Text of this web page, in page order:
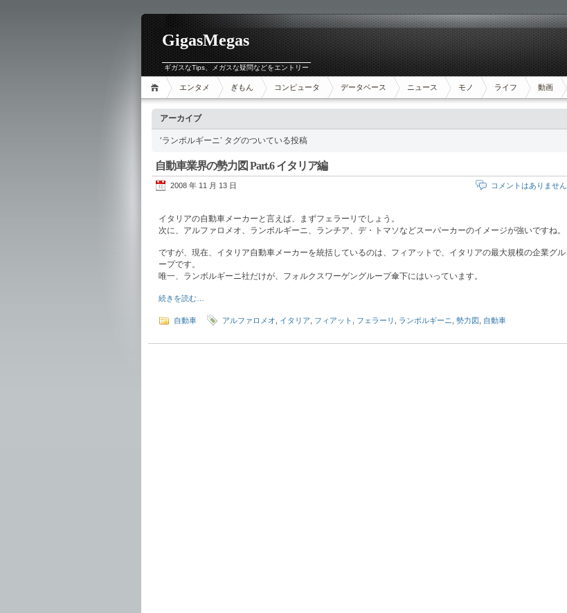
GigasMegas
ギガスなTips、メガスな疑問などをエントリー
エンタメ ぎもん コンピュータ データベース ニュース モノ ライフ 動画
アーカイブ
‘ランボルギーニ’ タグのついている投稿
自動車業界の勢力図 Part.6 イタリア編
2008 年 11 月 13 日 コメントはありません
イタリアの自動車メーカーと言えば、まずフェラーリでしょう。
次に、アルファロメオ、ランボルギーニ、ランチア、デ・トマソなどスーパーカーのイメージが強いですね。
ですが、現在、イタリア自動車メーカーを統括しているのは、フィアットで、イタリアの最大規模の企業グル
ープです。
唯一、ランボルギーニ社だけが、フォルクスワーゲングループ傘下にはいっています。
続きを読む…
自動車 アルファロメオ イタリア フィアット フェラーリ ランボルギーニ 勢力図 自動車